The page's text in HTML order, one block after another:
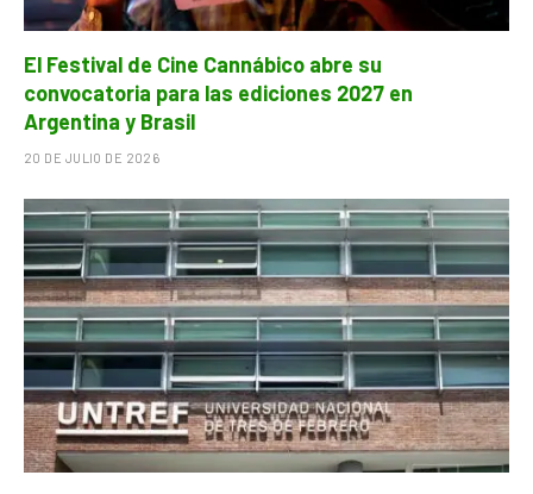
El Festival de Cine Cannábico abre su
convocatoria para las ediciones 2027 en
Argentina y Brasil
20 DE JULIO DE 2026